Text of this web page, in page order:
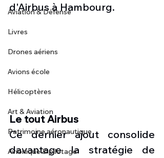
Aviation & Défense
Livres
Drones aériens
Avions école
Hélicoptères
Art & Aviation
Patrimoine aéronautique
Avionique & pilotage
d'Airbus à Hambourg.
Le tout Airbus
Ce dernier ajout consolide
davantage la stratégie de